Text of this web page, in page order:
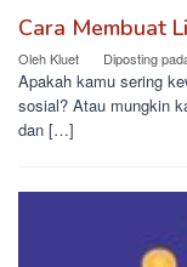
Cara Membuat
Oleh Kluet Diposting
Apakah kamu sering
sosial? Atau mungkin
dan […]